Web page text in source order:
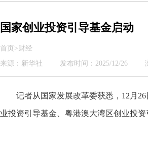
国家创业投资引导基金启动
首页>财经
来源：新华社
发布时间：2025/12/26
记者从国家发展改革委获悉，12月
业投资引导基金、粤港澳大湾区创业投